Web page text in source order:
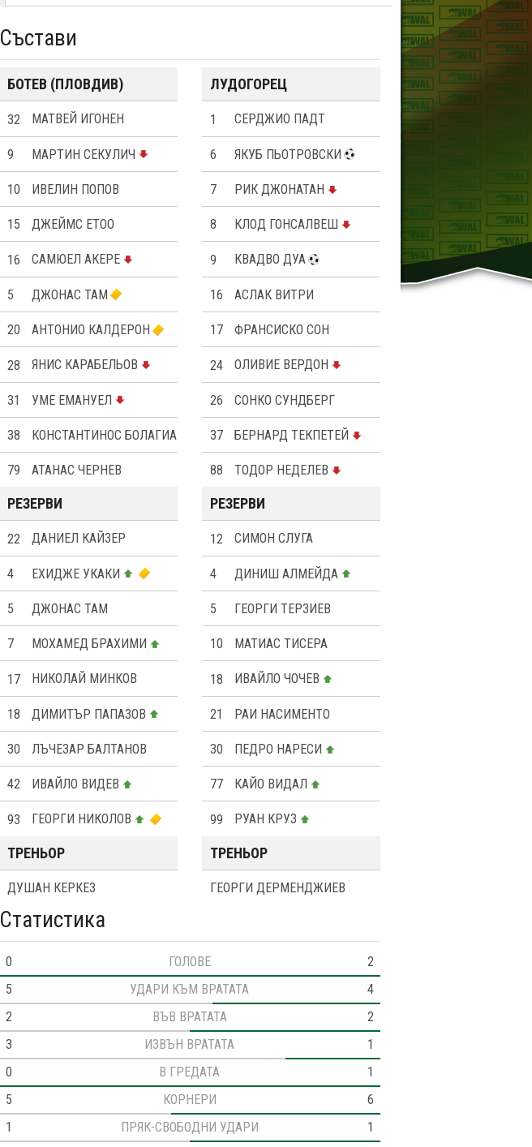
Състави
БОТЕВ (ПЛОВДИВ)
32 МАТВЕЙ ИГОНЕН
9 МАРТИН СЕКУЛИЧ
10 ИВЕЛИН ПОПОВ
15 ДЖЕЙМС ЕТОО
16 САМЮЕЛ АКЕРЕ
5 ДЖОНАС ТАМ
20 АНТОНИО КАЛДЕРОН
28 ЯНИС КАРАБЕЛЬОВ
31 УМЕ ЕМАНУЕЛ
38 КОНСТАНТИНОС БОЛАГИАНИС
79 АТАНАС ЧЕРНЕВ
РЕЗЕРВИ
22 ДАНИЕЛ КАЙЗЕР
4 ЕХИДЖЕ УКАКИ
5 ДЖОНАС ТАМ
7 МОХАМЕД БРАХИМИ
17 НИКОЛАЙ МИНКОВ
18 ДИМИТЪР ПАПАЗОВ
30 ЛЪЧЕЗАР БАЛТАНОВ
42 ИВАЙЛО ВИДЕВ
93 ГЕОРГИ НИКОЛОВ
ЛУДОГОРЕЦ
1 СЕРДЖИО ПАДТ
6 ЯКУБ ПЬОТРОВСКИ
7 РИК ДЖОНАТАН
8 КЛОД ГОНСАЛВЕШ
9 КВАДВО ДУА
16 АСЛАК ВИТРИ
17 ФРАНСИСКО СОН
24 OЛИВИЕ ВЕРДОН
26 СОНКО СУНДБЕРГ
37 БЕРНАРД ТЕКПЕТЕЙ
88 ТОДОР НЕДЕЛЕВ
РЕЗЕРВИ
12 СИМОН СЛУГА
4 ДИНИШ АЛМЕЙДА
5 ГЕОРГИ ТЕРЗИЕВ
10 МАТИАС ТИСЕРА
18 ИВАЙЛО ЧОЧЕВ
21 РАИ НАСИМЕНТО
30 ПЕДРО НАРЕСИ
77 КАЙО ВИДАЛ
99 РУАН КРУЗ
ТРЕНЬОР
ДУШАН КЕРКЕЗ
ТРЕНЬОР
ГЕОРГИ ДЕРМЕНДЖИЕВ
Статистика
0 ГОЛОВЕ
2
5
УДАРИ КЪМ ВРАТАТА
4
2
ВЪВ ВРАТАТА
2
3
ИЗВЪН ВРАТАТА
1
0
В ГРЕДАТА
1
5
КОРНЕРИ
6
1
ПРЯК-СВОБОДНИ УДАРИ
1